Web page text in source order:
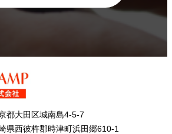
大田区城南島4-5-7
西彼杵郡時津町浜田郷610-1